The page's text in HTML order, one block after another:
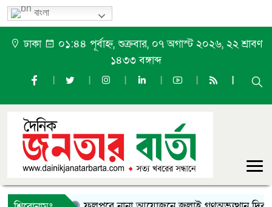
বাংলা
ঢাকা
০১:৪৪ পূর্বাহ্ন, শুক্রবার, ০৭ অগাস্ট ২০২৬, ২২ শ্রাবণ
১৪৩৩ বঙ্গাব্দ